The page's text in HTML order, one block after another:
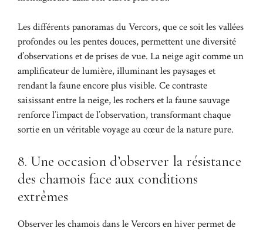
Les différents panoramas du Vercors, que ce soit les vallées
profondes ou les pentes douces, permettent une diversité
d’observations et de prises de vue. La neige agit comme un
amplificateur de lumière, illuminant les paysages et
rendant la faune encore plus visible. Ce contraste
saisissant entre la neige, les rochers et la faune sauvage
renforce l’impact de l’observation, transformant chaque
sortie en un véritable voyage au cœur de la nature pure.
8. Une occasion d’observer la résistance
des chamois face aux conditions
extrêmes
Observer les chamois dans le Vercors en hiver permet de